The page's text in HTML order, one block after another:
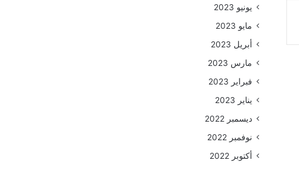
يونيو 2023
مايو 2023
أبريل 2023
مارس 2023
فبراير 2023
يناير 2023
ديسمبر 2022
نوفمبر 2022
أكتوبر 2022